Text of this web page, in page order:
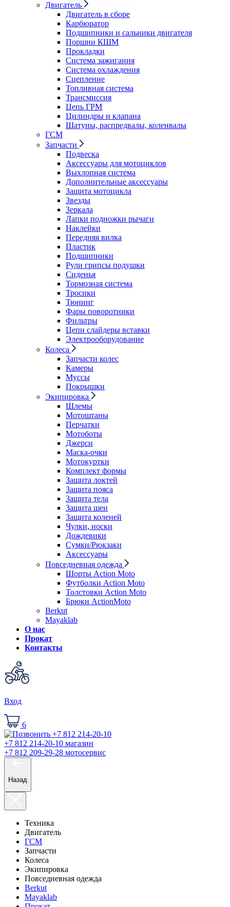
Двигатель
Двигатель в сборе
Карбюратор
Подшипники и сальники двигателя
Поршни КШМ
Прокладки
Система зажигания
Система охлаждения
Сцепление
Топливная система
Трансмиссия
Цепь ГРМ
Цилиндры и клапана
Шатуны, распредвалы, коленвалы
ГСМ
Запчасти
Подвеска
Аксессуары для мотоциклов
Выхлопная система
Дополнительные аксессуары
Защита мотоцикла
Звезды
Зеркала
Лапки подножки рычаги
Наклейки
Передняя вилка
Пластик
Подшипники
Рули грипсы подушки
Сиденья
Тормозная система
Тросики
Тюнинг
Фары поворотники
Фильтры
Цепи слайдеры вставки
Электрооборудование
Колеса
Запчасти колес
Камеры
Муссы
Покрышки
Экипировка
Шлемы
Мотоштаны
Перчатки
Мотоботы
Джерси
Маска-очки
Мотокуртки
Комплект формы
Защита локтей
Защита пояса
Защита тела
Защита шеи
Защита коленей
Чулки, носки
Дождевики
Сумки/Рюкзаки
Аксессуары
Повседневная одежда
Шорты Action Moto
Футболки Action Moto
Толстовки Action Moto
Брюки ActionMoto
Berkut
Mayaklab
О нас
Прокат
Контакты
Вход
6
+7 812 214-20-10 магазин
+7 812 209-29-28 мотосервис
Назад
Техника
Двигатель
ГСМ
Запчасти
Колеса
Экипировка
Повседневная одежда
Berkut
Mayaklab